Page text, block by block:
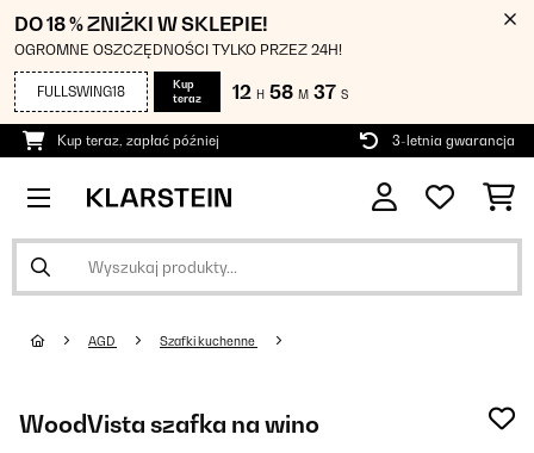
DO 18 % ZNIŻKI W SKLEPIE!
OGROMNE OSZCZĘDNOŚCI TYLKO PRZEZ 24H!
FULLSWING18
Kup
teraz
12 H 58 M 37 S
Kup teraz, zapłać później 3-letnia gwarancja
AGD Szafki kuchenne
WoodVista szafka na wino